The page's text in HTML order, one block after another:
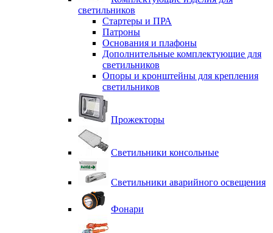
светильников
Стартеры и ПРА
Патроны
Основания и плафоны
Дополнительные комплектующие для
светильников
Опоры и кронштейны для крепления
светильников
Прожекторы
Светильники консольные
Светильники аварийного освещения
Фонари